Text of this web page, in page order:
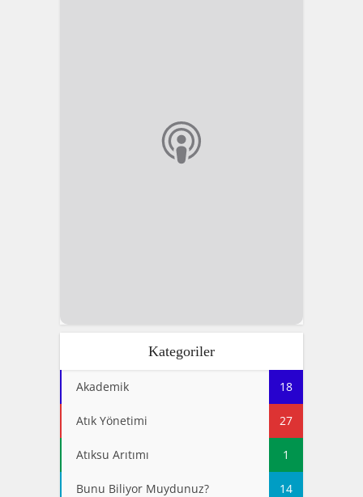
Kategoriler
Akademik 18
Atık Yönetimi 27
Atıksu Arıtımı 1
Bunu Biliyor Muydunuz? 14